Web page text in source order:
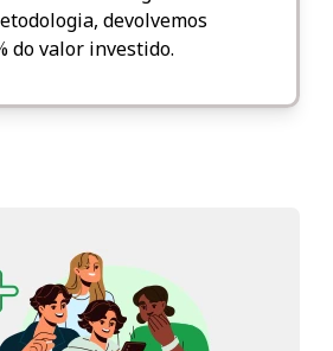
devolvemos
do valor investido.